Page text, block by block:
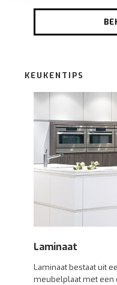
KEUKENTIPS
Laminaat
Laminaat bestaat uit
meubelplaat met een